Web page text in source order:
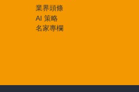
業界頭條
AI 策略
名家專欄